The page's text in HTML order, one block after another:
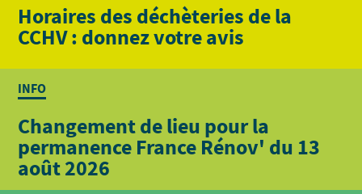
Horaires des déchèteries de la
CCHV : donnez votre avis
INFO
Changement de lieu pour la
permanence France Rénov' du 13
août 2026